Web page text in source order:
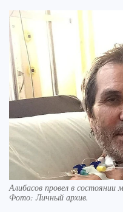
Алибасов провел в состоянии
Фото:Личный архив.